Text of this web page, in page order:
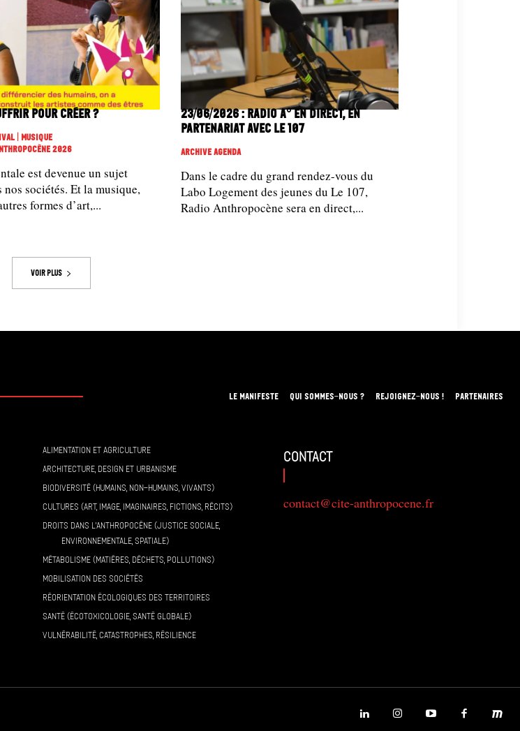
pour créer ?
| Musique
2026
est devenue un sujet
nos sociétés. Et la musique,
formes d’art,...
23/06/2026 : Radio A° en direct, en
partenariat avec le 107
Archive Agenda
Dans le cadre du grand rendez-vous du
Labo Logement des jeunes du Le 107,
Radio Anthropocène sera en direct,...
Voir plus
LE MANIFESTE QUI SOMMES-NOUS ? REJOIGNEZ-NOUS ! PARTENAIRES
ALIMENTATION ET AGRICULTURE
ARCHITECTURE, DESIGN ET URBANISME
BIODIVERSITÉ (HUMAINS, NON-HUMAINS, VIVANTS)
CULTURES (ART, IMAGE, IMAGINAIRES, FICTIONS, RÉCITS)
DROITS DANS L’ANTHROPOCÈNE (JUSTICE SOCIALE,
ENVIRONNEMENTALE, SPATIALE)
MÉTABOLISME (MATIÈRES, DÉCHETS, POLLUTIONS)
MOBILISATION DES SOCIÉTÉS
RÉORIENTATION ÉCOLOGIQUES DES TERRITOIRES
SANTÉ (ÉCOTOXICOLOGIE, SANTÉ GLOBALE)
VULNÉRABILITÉ, CATASTROPHES, RÉSILIENCE
contact
contact@cite-anthropocene.fr